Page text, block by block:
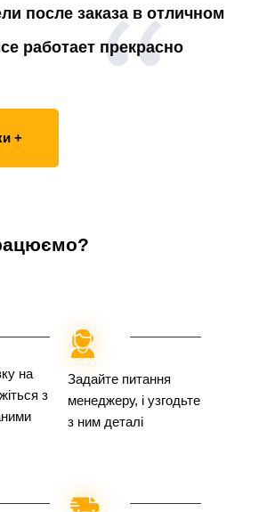
после заказа в отличном
работает прекрасно
+
на
з
Задайте питання
менеджеру, і узгодьте
з ним деталі